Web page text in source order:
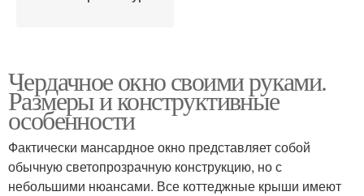
Чердачное окно своими руками.
Размеры и конструктивные
особенности
Фактически мансардное окно представляет собой
обычную светопрозрачную конструкцию, но с
небольшими нюансами. Все коттеджные крыши имеют